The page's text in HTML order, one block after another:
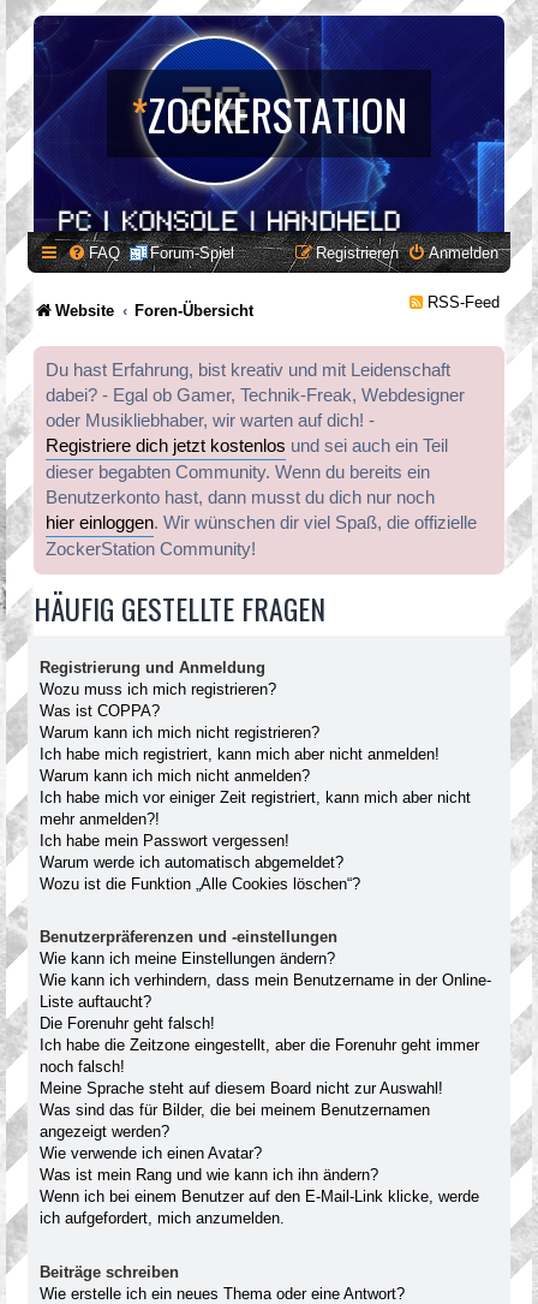
*ZOCKERSTATION
FAQ Forum-Spiel Anmelden
Registrieren
Website Foren-Übersicht RSS-Feed
Du hast Erfahrung, bist kreativ und mit Leidenschaft
dabei? - Egal ob Gamer, Technik-Freak, Webdesigner
oder Musikliebhaber, wir warten auf dich! -
Registriere dich jetzt kostenlos und sei auch ein Teil
dieser begabten Community. Wenn du bereits ein
Benutzerkonto hast, dann musst du dich nur noch
hier einloggen. Wir wünschen dir viel Spaß, die offizielle
ZockerStation Community!
HÄUFIG GESTELLTE FRAGEN
Registrierung und Anmeldung
Wozu muss ich mich registrieren?
Was ist COPPA?
Warum kann ich mich nicht registrieren?
Ich habe mich registriert, kann mich aber nicht anmelden!
Warum kann ich mich nicht anmelden?
Ich habe mich vor einiger Zeit registriert, kann mich aber nicht
mehr anmelden?!
Ich habe mein Passwort vergessen!
Warum werde ich automatisch abgemeldet?
Wozu ist die Funktion „Alle Cookies löschen“?
Benutzerpräferenzen und -einstellungen
Wie kann ich meine Einstellungen ändern?
Wie kann ich verhindern, dass mein Benutzername in der Online-
Liste auftaucht?
Die Forenuhr geht falsch!
Ich habe die Zeitzone eingestellt, aber die Forenuhr geht immer
noch falsch!
Meine Sprache steht auf diesem Board nicht zur Auswahl!
Was sind das für Bilder, die bei meinem Benutzernamen
angezeigt werden?
Wie verwende ich einen Avatar?
Was ist mein Rang und wie kann ich ihn ändern?
Wenn ich bei einem Benutzer auf den E-Mail-Link klicke, werde
ich aufgefordert, mich anzumelden.
Beiträge schreiben
Wie erstelle ich ein neues Thema oder eine Antwort?